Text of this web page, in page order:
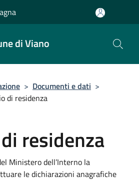
di Viano
> Documenti e dati >
di residenza
residenza
Ministero dell’Interno la
le dichiarazioni anagrafiche